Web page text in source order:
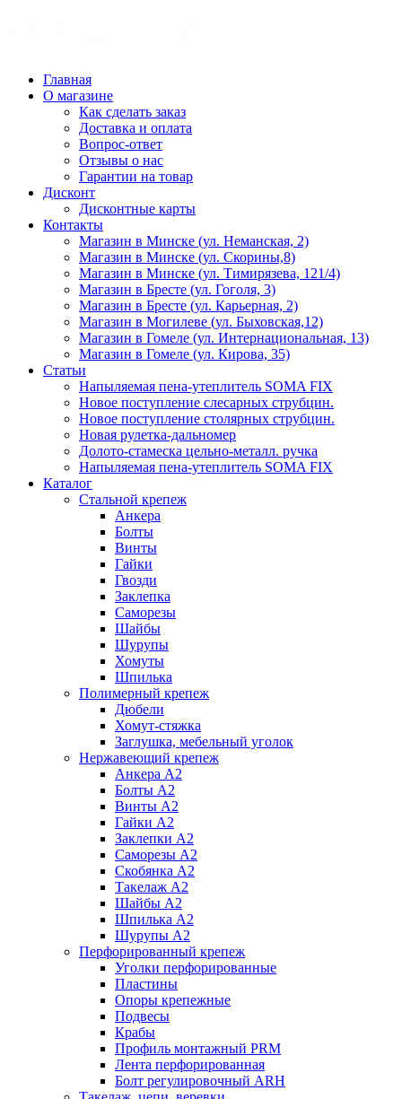
Главная
О магазине
Как сделать заказ
Доставка и оплата
Вопрос-ответ
Отзывы о нас
Гарантии на товар
Дисконт
Дисконтные карты
Контакты
Магазин в Минске (ул. Неманская, 2)
Магазин в Минске (ул. Скорины,8)
Магазин в Минске (ул. Тимирязева, 121/4)
Магазин в Бресте (ул. Гоголя, 3)
Магазин в Бресте (ул. Карьерная, 2)
Магазин в Могилеве (ул. Быховская,12)
Магазин в Гомеле (ул. Интернациональная, 13)
Магазин в Гомеле (ул. Кирова, 35)
Статьи
Напыляемая пена-утеплитель SOMA FIX
Новое поступление слесарных струбцин.
Новое поступление столярных струбцин.
Новая рулетка-дальномер
Долото-стамеска цельно-металл. ручка
Напыляемая пена-утеплитель SOMA FIX
Каталог
Стальной крепеж
Анкера
Болты
Винты
Гайки
Гвозди
Заклепка
Саморезы
Шайбы
Шурупы
Хомуты
Шпилька
Полимерный крепеж
Дюбели
Хомут-стяжка
Заглушка, мебельный уголок
Нержавеющий крепеж
Анкера А2
Болты А2
Винты А2
Гайки А2
Заклепки А2
Саморезы А2
Скобянка А2
Такелаж А2
Шайбы А2
Шпилька А2
Шурупы А2
Перфорированный крепеж
Уголки перфорированные
Пластины
Опоры крепежные
Подвесы
Крабы
Профиль монтажный PRM
Лента перфорированная
Болт регулировочный ARH